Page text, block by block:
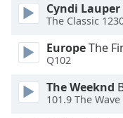
Opacity
Area
Background
Cyndi Lauper
The Classic
EuropeThe
Q102
The Weeknd
101.9 The Wave